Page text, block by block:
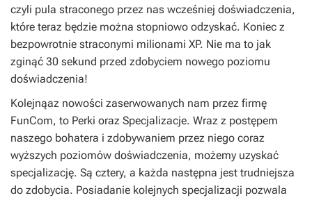
czyli pula straconego przez nas wcześniej doświadczenia,
które teraz będzie można stopniowo odzyskać. Koniec z
bezpowrotnie straconymi milionami XP. Nie ma to jak
zginąć 30 sekund przed zdobyciem nowego poziomu
doświadczenia!
Kolejnąaz nowości zaserwowanych nam przez firmę
FunCom, to Perki oraz Specjalizacje. Wraz z postępem
naszego bohatera i zdobywaniem przez niego coraz
wyższych poziomów doświadczenia, możemy uzyskać
specjalizację. Są cztery, a każda następna jest trudniejsza
do zdobycia. Posiadanie kolejnych specjalizacji pozwala